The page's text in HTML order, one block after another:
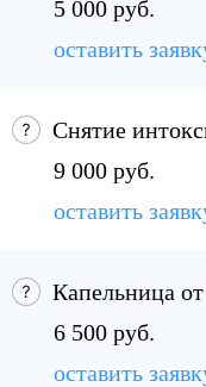
5 000 руб.
оставить
Снятие
9 000 руб.
оставить
Капельница
6 500 руб.
оставить